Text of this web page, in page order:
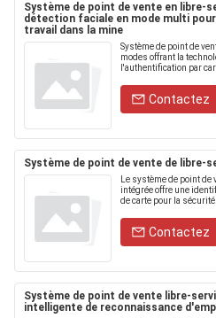
Système de point de vente en libre-
détection faciale en mode multi
travail dans la mine
Système de point de
modes offrant la
l'authentification par
Contactez
Système de point de vente de libre-
Le système de point
intégrée offre une
de carte pour la
Contactez
Système de point de vente libre-
intelligente de reconnaissance